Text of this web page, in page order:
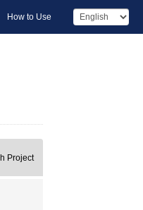
How to Use
Project